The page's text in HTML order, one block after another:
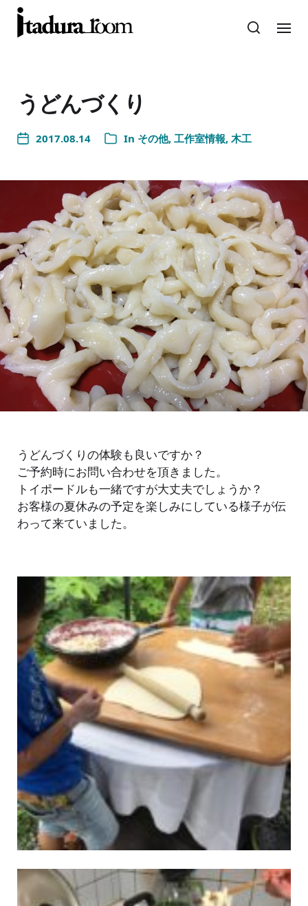
うどんづくり
2017.08.14 In その他, 工作室情報, 木工
うどんづくりの体験も良いですか？
ご予約時にお問い合わせを頂きました。
トイポードルも一緒ですが大丈夫でしょうか？
お客様の夏休みの予定を楽しみにしている様子が伝
わって来ていました。